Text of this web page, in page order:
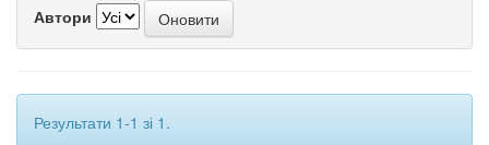
Автори
Результати 1-1 зі 1.